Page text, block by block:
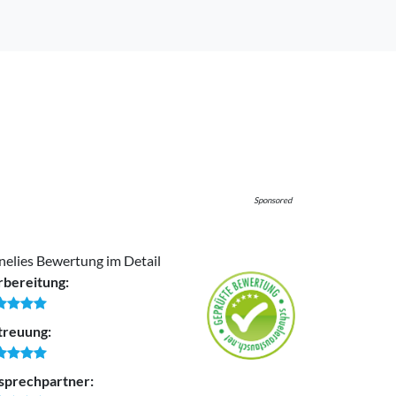
Sponsored
Bewertung im Detail